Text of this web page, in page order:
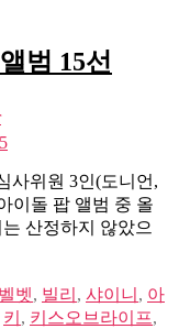
범 15선
사위원 3인(도니언,
이돌 팝 앨범 중 올
산정하지 않았으
벳, 빌리 , 샤이니 , 아
키 , 키스오브라이프,